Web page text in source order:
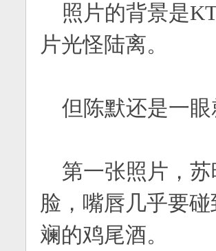
照片的背景是
片光怪陆离。
但陈默还是一眼
第一张照片，苏
脸，嘴唇几乎要
斓的鸡尾酒。